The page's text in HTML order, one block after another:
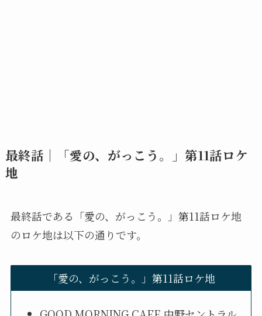
最終話｜「愛の、がっこう。」第11話ロケ
地
最終話である「愛の、がっこう。」第11話ロケ地
のロケ地は以下の通りです。
「愛の、がっこう。」第11話ロケ地